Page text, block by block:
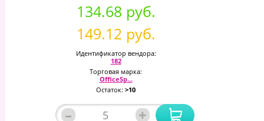
134.68 руб.
149.12 руб.
Идентификатор вендора:
182
Торговая марка:
OfficeSp...
Остаток: >10
– +